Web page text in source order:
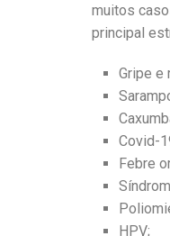
muitos
principal
Gripe e
Covid-
Febre
HPV;